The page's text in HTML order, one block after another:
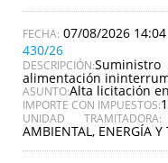
07/08/2026 14:04
430/26
DESCRIPCIÓN:
alimentación
ASUNTO:Alta licitación
IMPORTE CON IMPUESTOS:
UNIDAD
AMBIENTAL, ENERGÍA Y